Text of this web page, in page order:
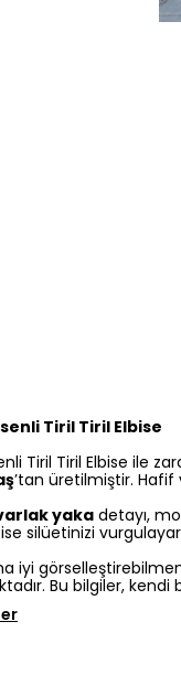
Tiril Tiril Elbise
Tiril Tiril Elbise ile
’tan üretilmiştir. Hafif
yakadetayı,
ise silüetinizi
iyi
Bu bilgiler, kendi